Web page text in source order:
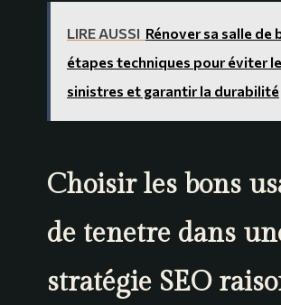
LIRE AUSSI Rénover sa salle de
étapes techniques pour éviter
sinistres et garantir la durabilité
Choisir les bons
de tenetre dans
stratégie SEO